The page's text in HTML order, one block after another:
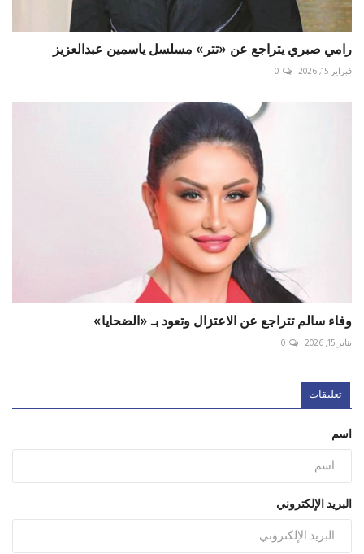
رامي صبري يتراجع عن «تتر» مسلسل ياسمين عبدالعزيز
فبراير 15, 2026 0
وفاء سالم تتراجع عن الاعتزال وتعود بـ «الضحايا»
يناير 15, 2026 0
تعليقات
اسم
البريد الإلكتروني